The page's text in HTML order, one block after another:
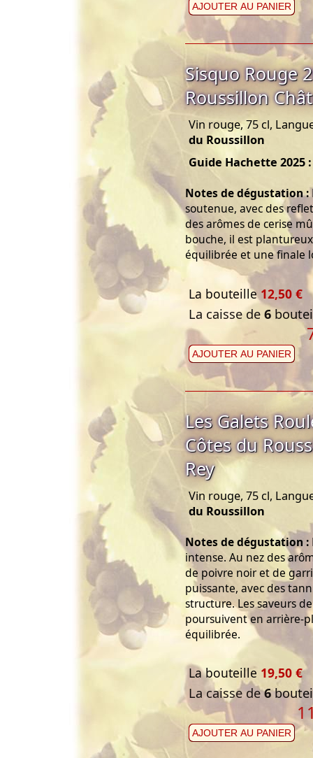
AJOUTER AU PANIER
Sisquo Rouge
Roussillon
Vin rouge, 75 cl,
du Roussillon
Guide Hachette 2025 :
Notes de dégustation :
soutenue, avec des
des arômes de cerise
bouche, il est
équilibrée et une finale
La bouteille 12,50 €
La caisse de 6
AJOUTER AU PANIER
Les Galets
Côtes du
Rey
Vin rouge, 75 cl,
du Roussillon
Notes de dégustation :
intense. Au nez des
de poivre noir et de
puissante, avec des
structure. Les saveurs
poursuivent en arrière-
équilibrée.
La bouteille 19,50 €
La caisse de6
AJOUTER AU PANIER